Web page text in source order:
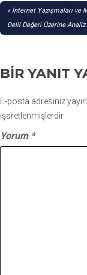
YAZI
GEZINMESI
İnternet Yazışmaları ve
Delil Değeri Üzerine Analiz
BIR YANIT
E-posta adresiniz
işaretlenmişlerdir
Yorum *